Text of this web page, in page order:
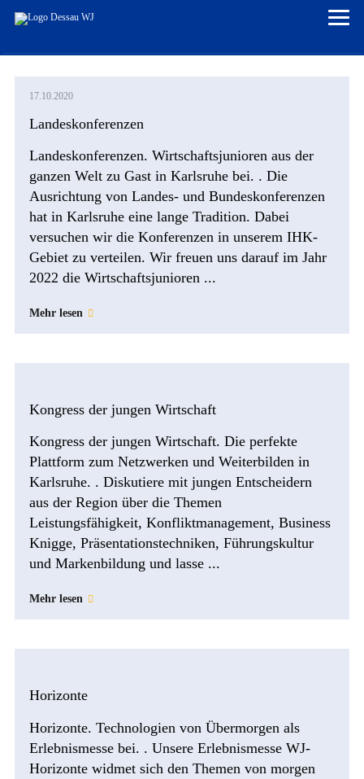
Chronik Kreissprecher
Sponsoren / Unterstützer / Partner
RESSORTS & PROJEKTE
World Cleanup Day 2025VERANSTALTUNGEN
Veranstaltungen GALERIE
Veranstaltungen 2025 MITGLIED WERDEN
LEITFADEN & ANMELDUNG
17.10.2020
Landeskonferenzen
Landeskonferenzen. Wirtschaftsjunioren aus der
ganzen Welt zu Gast in Karlsruhe bei. . Die
Ausrichtung von Landes- und Bundeskonferenzen
hat in Karlsruhe eine lange Tradition. Dabei
versuchen wir die Konferenzen in unserem IHK-
Gebiet zu verteilen. Wir freuen uns darauf im Jahr
2022 die Wirtschaftsjunioren ...
Mehr lesen
Kongress der jungen Wirtschaft
Kongress der jungen Wirtschaft. Die perfekte
Plattform zum Netzwerken und Weiterbilden in
Karlsruhe. . Diskutiere mit jungen Entscheidern
aus der Region über die Themen
Leistungsfähigkeit, Konfliktmanagement, Business
Knigge, Präsentationstechniken, Führungskultur
und Markenbildung und lasse ...
Mehr lesen
Horizonte
Horizonte. Technologien von Übermorgen als
Erlebnismesse bei. . Unsere Erlebnismesse WJ-
Horizonte widmet sich den Themen von morgen